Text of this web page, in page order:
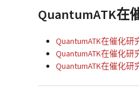
QuantumATK在
QuantumATK在催化研
QuantumATK在催化
QuantumATK在催化